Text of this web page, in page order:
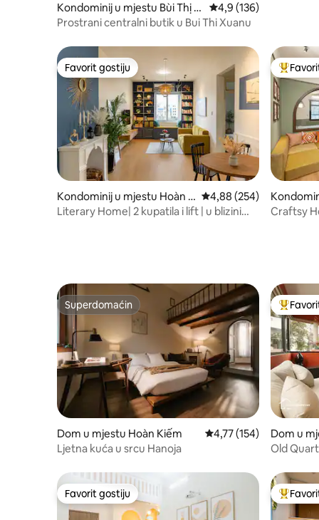
Kondominij u mjestu Bùi Thị X
uân
Prosječna ocjena: 4,9
4,9 (136)
Prostrani centralni butik u Bui Thi Xuanu
Favorit gostiju
Favorit gostiju
Kondominij u mjestu Hoàn K
iếm
Prosječna ocjena: 4,88
4,88 (254)
Literary Home| 2 kupatila i lift | u blizini
Glavni
ếm
Craftsy
Superdomaćin
Superdomaćin
Dom u mjestu Hoàn Kiếm Prosječna ocjena: 4,77
4,77 (154)
Ljetna kuća u srcu Hanoja
Glavni
Dom u
Old
Favorit gostiju
Favorit gostiju Glavni